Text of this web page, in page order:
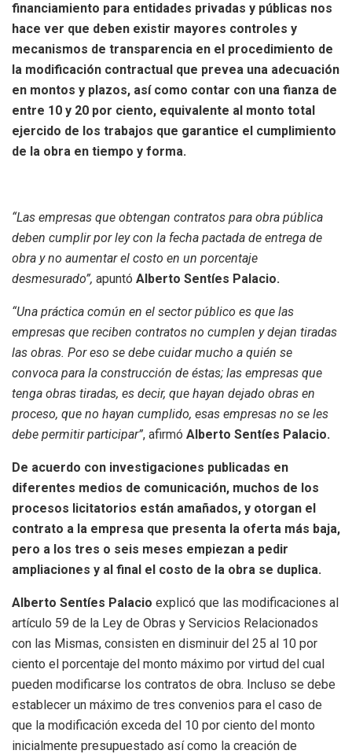
financiamiento para entidades privadas y públicas nos
hace ver que deben existir mayores controles y
mecanismos de transparencia en el procedimiento de
la modificación contractual que prevea una adecuación
en montos y plazos, así como contar con una fianza de
entre 10 y 20 por ciento, equivalente al monto total
ejercido de los trabajos que garantice el cumplimiento
de la obra en tiempo y forma.
“Las empresas que obtengan contratos para obra pública
deben cumplir por ley con la fecha pactada de entrega de
obra y no aumentar el costo en un porcentaje
desmesurado”, apuntó Alberto Sentíes Palacio.
“Una práctica común en el sector público es que las
empresas que reciben contratos no cumplen y dejan tiradas
las obras. Por eso se debe cuidar mucho a quién se
convoca para la construcción de éstas; las empresas que
tenga obras tiradas, es decir, que hayan dejado obras en
proceso, que no hayan cumplido, esas empresas no se les
debe permitir participar”, afirmó Alberto Sentíes Palacio.
De acuerdo con investigaciones publicadas en
diferentes medios de comunicación, muchos de los
procesos licitatorios están amañados, y otorgan el
contrato a la empresa que presenta la oferta más baja,
pero a los tres o seis meses empiezan a pedir
ampliaciones y al final el costo de la obra se duplica.
Alberto Sentíes Palacio explicó que las modificaciones al
artículo 59 de la Ley de Obras y Servicios Relacionados
con las Mismas, consisten en disminuir del 25 al 10 por
ciento el porcentaje del monto máximo por virtud del cual
pueden modificarse los contratos de obra. Incluso se debe
establecer un máximo de tres convenios para el caso de
que la modificación exceda del 10 por ciento del monto
inicialmente presupuestado así como la creación de